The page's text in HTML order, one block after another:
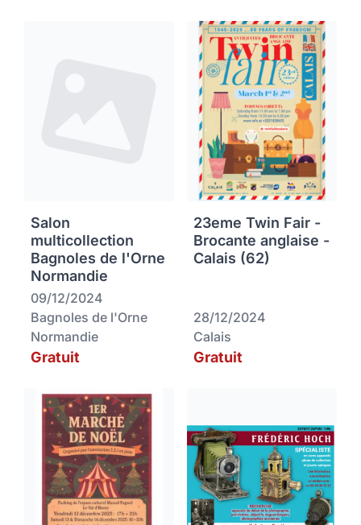
Salon
multicollection
Bagnoles de l'Orne
Normandie
09/12/2024
Bagnoles de l'Orne
Normandie
Gratuit
23eme Twin Fair -
Brocante anglaise -
Calais (62)
28/12/2024
Calais
Gratuit